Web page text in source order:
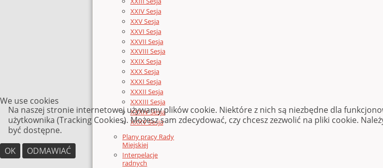
XXIV Sesja
XXV Sesja
XXVI Sesja
XXVII Sesja
XXVIII Sesja
XXIX Sesja
XXX Sesja
XXXI Sesja
XXXII Sesja
XXXIII Sesja
XXXIV Sesja
XXXV Sesja
Plany pracy Rady
Miejskiej
Interpelacje
radnych
We use cookies
Na naszej stronie internetowej używamy plików cookie. Niektóre z nich są niezbędne dla
użytkownika (Tracking Cookies). Możesz sam zdecydować, czy chcesz zezwolić na pliki cookie.
być dostępne.
OK
ODMAWIAĆ